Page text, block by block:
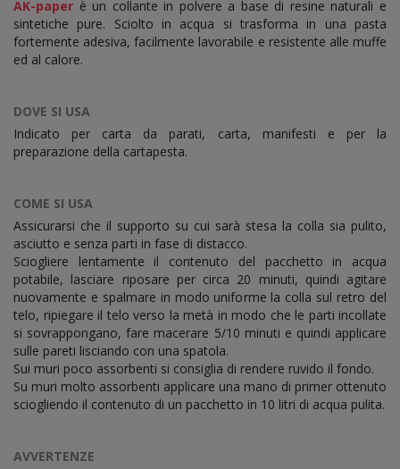
AK-paper è un collante in polvere a base di resine naturali e
sintetiche pure. Sciolto in acqua si trasforma in una pasta
fortemente adesiva, facilmente lavorabile e resistente alle muffe
ed al calore.
DOVE SI USA
Indicato per carta da parati, carta, manifesti e per la
preparazione della cartapesta.
COME SI USA
Assicurarsi che il supporto su cui sarà stesa la colla sia pulito,
asciutto e senza parti in fase di distacco.
Sciogliere lentamente il contenuto del pacchetto in acqua
potabile, lasciare riposare per circa 20 minuti, quindi agitare
nuovamente e spalmare in modo uniforme la colla sul retro del
telo, ripiegare il telo verso la metà in modo che le parti incollate
si sovrappongano, fare macerare 5/10 minuti e quindi applicare
sulle pareti lisciando con una spatola.
Sui muri poco assorbenti si consiglia di rendere ruvido il fondo.
Su muri molto assorbenti applicare una mano di primer ottenuto
sciogliendo il contenuto di un pacchetto in 10 litri di acqua pulita.
AVVERTENZE